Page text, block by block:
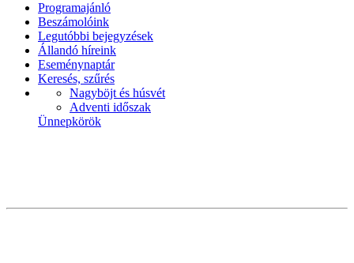
Programajánló
Beszámolóink
Legutóbbi bejegyzések
Állandó híreink
Eseménynaptár
Keresés, szűrés
Nagyböjt és húsvét
Adventi időszak
Ünnepkörök